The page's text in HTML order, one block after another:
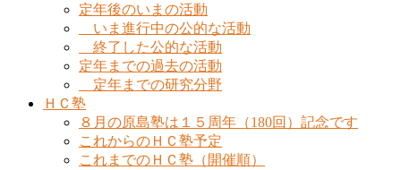
定年後のいまの活動
いま進行中の公的な活動
終了した公的な活動
定年までの過去の活動
定年までの研究分野
ＨＣ塾
８月の原島塾は１５周年（180回）記念です
これからのＨＣ塾予定
これまでのＨＣ塾（開催順）